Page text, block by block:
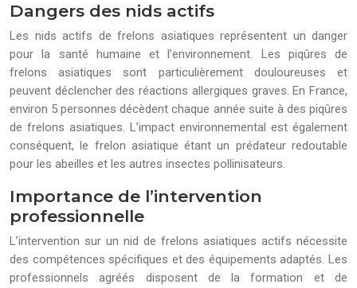
Dangers des nids actifs
Les nids actifs de frelons asiatiques représentent un danger
pour la santé humaine et l’environnement. Les piqûres de
frelons asiatiques sont particulièrement douloureuses et
peuvent déclencher des réactions allergiques graves. En France,
environ 5 personnes décèdent chaque année suite à des piqûres
de frelons asiatiques. L’impact environnemental est également
conséquent, le frelon asiatique étant un prédateur redoutable
pour les abeilles et les autres insectes pollinisateurs.
Importance de l’intervention
professionnelle
L’intervention sur un nid de frelons asiatiques actifs nécessite
des compétences spécifiques et des équipements adaptés. Les
professionnels agréés disposent de la formation et de